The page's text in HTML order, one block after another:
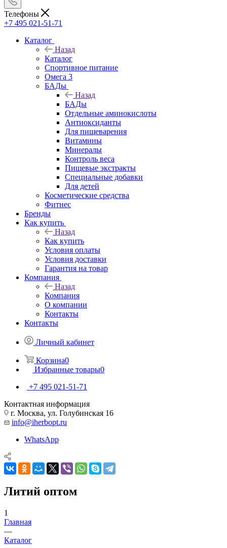
Телефоны
+7 495 021-51-71
Каталог
Назад
Каталог
Спортивное питание
Омега 3
БАДы
Назад
БАДы
Отдельные аминокислоты
Антиоксиданты
Для пищеварения
Витамины
Минералы
Контроль веса
Пищевые экстракты
Специальные добавки
Для детей
Косметические средства
Фитнес
Бренды
Как купить
Назад
Как купить
Условия оплаты
Условия доставки
Гарантия на товар
Компания
Назад
Компания
О компании
Контакты
Контакты
Личный кабинет
Корзина0
Избранные товары0
+7 495 021-51-71
Контактная информация
г. Москва, ул. Голубинская 16
info@iherbopt.ru
WhatsApp
Литий оптом
1
Главная
—
Каталог